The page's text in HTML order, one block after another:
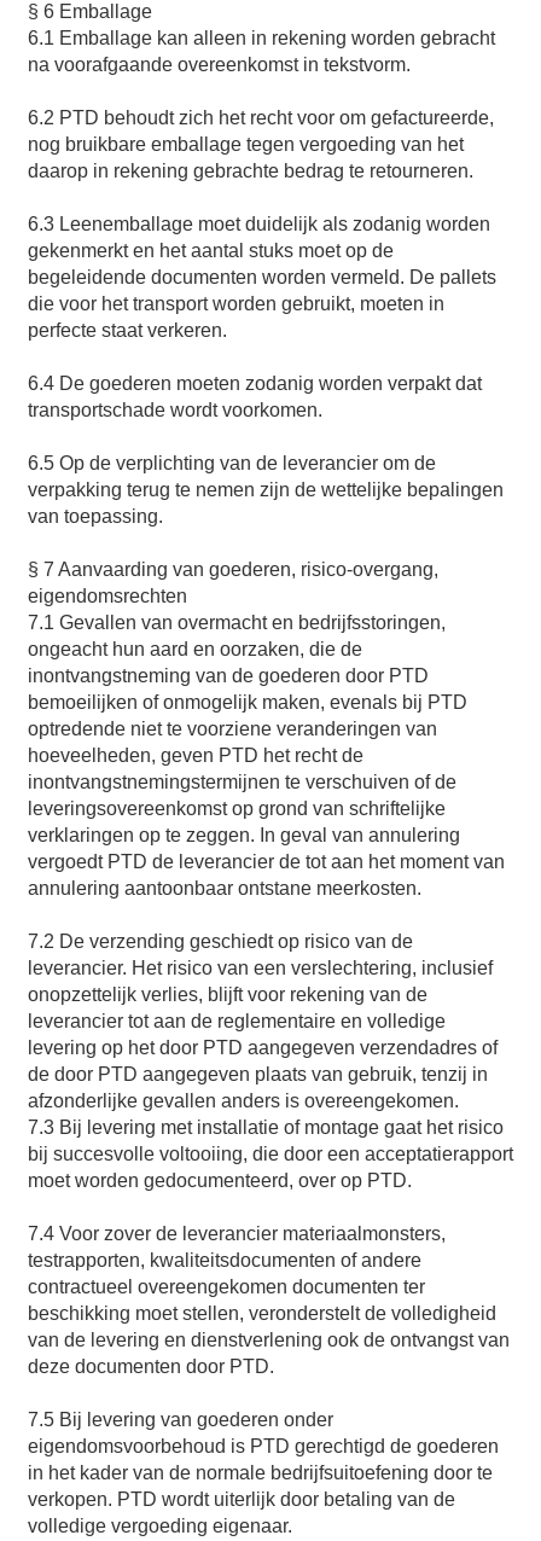
§ 6 Emballage
6.1 Emballage kan alleen in rekening worden gebracht
na voorafgaande overeenkomst in tekstvorm.
6.2 PTD behoudt zich het recht voor om gefactureerde,
nog bruikbare emballage tegen vergoeding van het
daarop in rekening gebrachte bedrag te retourneren.
6.3 Leenemballage moet duidelijk als zodanig worden
gekenmerkt en het aantal stuks moet op de
begeleidende documenten worden vermeld. De pallets
die voor het transport worden gebruikt, moeten in
perfecte staat verkeren.
6.4 De goederen moeten zodanig worden verpakt dat
transportschade wordt voorkomen.
6.5 Op de verplichting van de leverancier om de
verpakking terug te nemen zijn de wettelijke bepalingen
van toepassing.
§ 7 Aanvaarding van goederen, risico-overgang,
eigendomsrechten
7.1 Gevallen van overmacht en bedrijfsstoringen,
ongeacht hun aard en oorzaken, die de
inontvangstneming van de goederen door PTD
bemoeilijken of onmogelijk maken, evenals bij PTD
optredende niet te voorziene veranderingen van
hoeveelheden, geven PTD het recht de
inontvangstnemingstermijnen te verschuiven of de
leveringsovereenkomst op grond van schriftelijke
verklaringen op te zeggen. In geval van annulering
vergoedt PTD de leverancier de tot aan het moment van
annulering aantoonbaar ontstane meerkosten.
7.2 De verzending geschiedt op risico van de
leverancier. Het risico van een verslechtering, inclusief
onopzettelijk verlies, blijft voor rekening van de
leverancier tot aan de reglementaire en volledige
levering op het door PTD aangegeven verzendadres of
de door PTD aangegeven plaats van gebruik, tenzij in
afzonderlijke gevallen anders is overeengekomen.
7.3 Bij levering met installatie of montage gaat het risico
bij succesvolle voltooiing, die door een acceptatierapport
moet worden gedocumenteerd, over op PTD.
7.4 Voor zover de leverancier materiaalmonsters,
testrapporten, kwaliteitsdocumenten of andere
contractueel overeengekomen documenten ter
beschikking moet stellen, veronderstelt de volledigheid
van de levering en dienstverlening ook de ontvangst van
deze documenten door PTD.
7.5 Bij levering van goederen onder
eigendomsvoorbehoud is PTD gerechtigd de goederen
in het kader van de normale bedrijfsuitoefening door te
verkopen. PTD wordt uiterlijk door betaling van de
volledige vergoeding eigenaar.